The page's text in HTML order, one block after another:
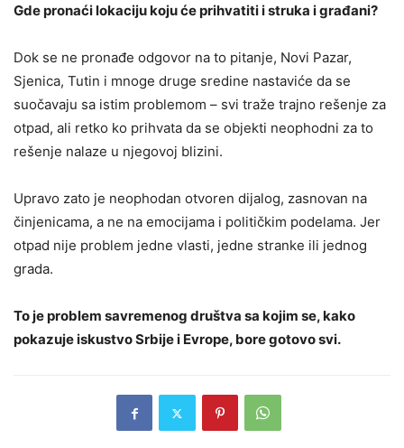
Gde pronaći lokaciju koju će prihvatiti i struka i građani?
Dok se ne pronađe odgovor na to pitanje, Novi Pazar,
Sjenica, Tutin i mnoge druge sredine nastaviće da se
suočavaju sa istim problemom – svi traže trajno rešenje za
otpad, ali retko ko prihvata da se objekti neophodni za to
rešenje nalaze u njegovoj blizini.
Upravo zato je neophodan otvoren dijalog, zasnovan na
činjenicama, a ne na emocijama i političkim podelama. Jer
otpad nije problem jedne vlasti, jedne stranke ili jednog
grada.
To je problem savremenog društva sa kojim se, kako
pokazuje iskustvo Srbije i Evrope, bore gotovo svi.